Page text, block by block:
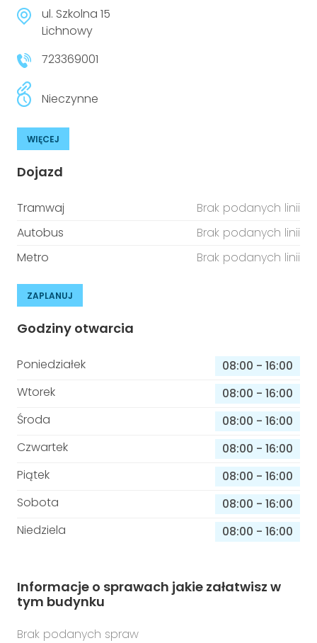
niepełnosprawnościami
Prawa osób z niepełnosprawnościami
Urządzenia IoT
ul. Szkolna 15
Lichnowy
723369001
Nieczynne
WIĘCEJ
Dojazd
Tramwaj
Brak podanych linii
Autobus
Brak podanych linii
Metro
Brak podanych linii
ZAPLANUJ
Godziny otwarcia
Poniedziałek 08:00 - 16:00
Wtorek
08:00 - 16:00
Środa
08:00 - 16:00
Czwartek
08:00 - 16:00
Piątek
08:00 - 16:00
Sobota
08:00 - 16:00
Niedziela
08:00 - 16:00
Informacje o sprawach jakie załatwisz w
tym budynku
Brak podanych spraw